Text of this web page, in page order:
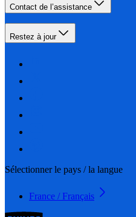
Contact de l’assistance
Restez à jour
Sélectionner le pays / la langue
France / Français